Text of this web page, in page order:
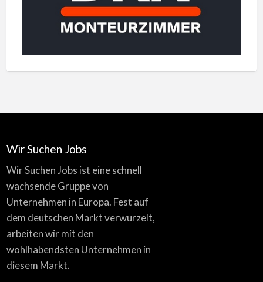
Wir Suchen Jobs
Wir Suchen Jobs ist eine schnell
wachsende Gruppe von
Unternehmen in Europa. Fest auf
dem deutschen Markt verwurzelt,
arbeiten wir mit den
wohlhabendsten Unternehmen in
diesem Markt.